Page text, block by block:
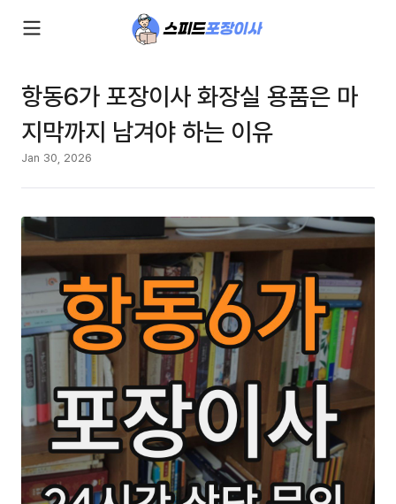
항동6가 포장이사 화장실 용품은 마
지막까지 남겨야 하는 이유
Jan 30, 2026